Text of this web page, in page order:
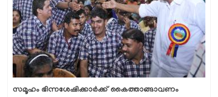
സമൂഹം ഭിന്നശേഷിക്കാര്‍ക്ക് കൈത്താങ്ങാവണം